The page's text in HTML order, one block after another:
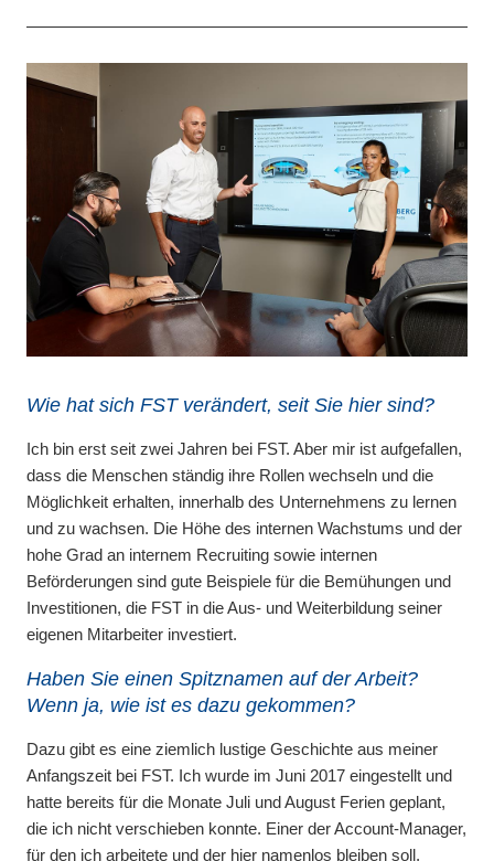
Wie hat sich FST verändert, seit Sie hier sind?
Ich bin erst seit zwei Jahren bei FST. Aber mir ist aufgefallen,
dass die Menschen ständig ihre Rollen wechseln und die
Möglichkeit erhalten, innerhalb des Unternehmens zu lernen
und zu wachsen. Die Höhe des internen Wachstums und der
hohe Grad an internem Recruiting sowie internen
Beförderungen sind gute Beispiele für die Bemühungen und
Investitionen, die FST in die Aus- und Weiterbildung seiner
eigenen Mitarbeiter investiert.
Haben Sie einen Spitznamen auf der Arbeit?
Wenn ja, wie ist es dazu gekommen?
Dazu gibt es eine ziemlich lustige Geschichte aus meiner
Anfangszeit bei FST. Ich wurde im Juni 2017 eingestellt und
hatte bereits für die Monate Juli und August Ferien geplant,
die ich nicht verschieben konnte. Einer der Account-Manager,
für den ich arbeitete und der hier namenlos bleiben soll,